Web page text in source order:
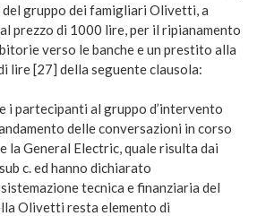
del gruppo dei famigliari Olivetti, a
prezzo di 1000 lire, per il ripianamento
verso le banche e un prestito alla
lire [27] della seguente clausola:
i partecipanti al gruppo d’intervento
delle conversazioni in corso
la General Electric, quale risulta dai
c. ed hanno dichiarato
tecnica e finanziaria del
Olivetti resta elemento di